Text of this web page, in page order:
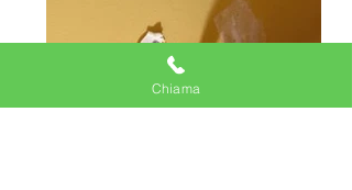
Chiama